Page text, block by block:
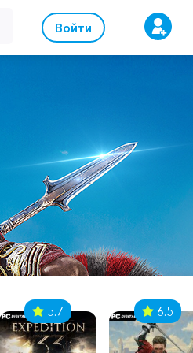
Войти
5.7 6.5